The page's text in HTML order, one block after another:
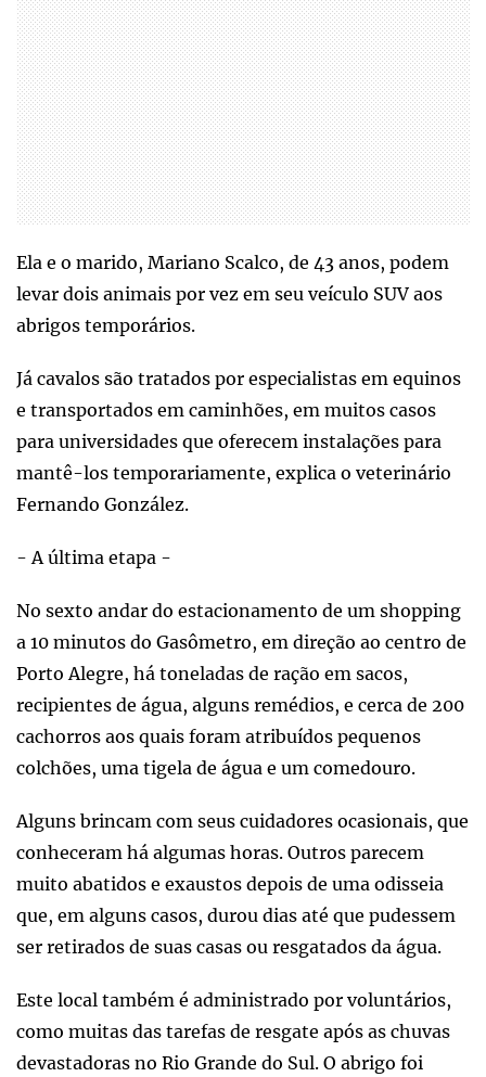
Ela e o marido, Mariano Scalco, de 43 anos, podem
levar dois animais por vez em seu veículo SUV aos
abrigos temporários.
Já cavalos são tratados por especialistas em equinos
e transportados em caminhões, em muitos casos
para universidades que oferecem instalações para
mantê-los temporariamente, explica o veterinário
Fernando González.
- A última etapa -
No sexto andar do estacionamento de um shopping
a 10 minutos do Gasômetro, em direção ao centro de
Porto Alegre, há toneladas de ração em sacos,
recipientes de água, alguns remédios, e cerca de 200
cachorros aos quais foram atribuídos pequenos
colchões, uma tigela de água e um comedouro.
Alguns brincam com seus cuidadores ocasionais, que
conheceram há algumas horas. Outros parecem
muito abatidos e exaustos depois de uma odisseia
que, em alguns casos, durou dias até que pudessem
ser retirados de suas casas ou resgatados da água.
Este local também é administrado por voluntários,
como muitas das tarefas de resgate após as chuvas
devastadoras no Rio Grande do Sul. O abrigo foi